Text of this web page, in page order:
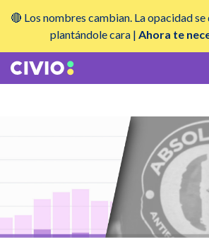
🔴 Los nombres cambian. La opacidad
plantándole cara | Ahora te